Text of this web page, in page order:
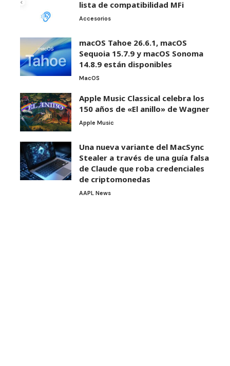
lista de compatibilidad MFi
Accesorios
macOS Tahoe 26.6.1, macOS
Sequoia 15.7.9 y macOS Sonoma
14.8.9 están disponibles
MacOS
Apple Music Classical celebra los
150 años de «El anillo» de Wagner
Apple Music
Una nueva variante del MacSync
Stealer a través de una guía falsa
de Claude que roba credenciales
de criptomonedas
AAPL News